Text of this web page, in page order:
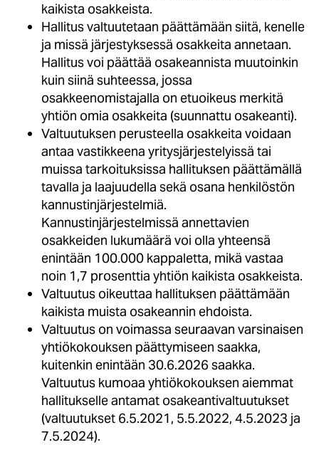
kaikista osakkeista.
Hallitus valtuutetaan päättämään siitä, kenelle
ja missä järjestyksessä osakkeita annetaan.
Hallitus voi päättää osakeannista muutoinkin
kuin siinä suhteessa, jossa
osakkeenomistajalla on etuoikeus merkitä
yhtiön omia osakkeita (suunnattu osakeanti).
Valtuutuksen perusteella osakkeita voidaan
antaa vastikkeena yritysjärjestelyissä tai
muissa tarkoituksissa hallituksen päättämällä
tavalla ja laajuudella sekä osana henkilöstön
kannustinjärjestelmiä.
Kannustinjärjestelmissä annettavien
osakkeiden lukumäärä voi olla yhteensä
enintään 100.000 kappaletta, mikä vastaa
noin 1,7 prosenttia yhtiön kaikista osakkeista.
Valtuutus oikeuttaa hallituksen päättämään
kaikista muista osakeannin ehdoista.
Valtuutus on voimassa seuraavan varsinaisen
yhtiökokouksen päättymiseen saakka,
kuitenkin enintään 30.6.2026 saakka.
Valtuutus kumoaa yhtiökokouksen aiemmat
hallitukselle antamat osakeantivaltuutukset
(valtuutukset 6.5.2021, 5.5.2022, 4.5.2023 ja
7.5.2024).